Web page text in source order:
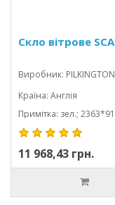
Скло вітрове
Виробник: PILKINGTON
Країна: Англія
Примітка: зел.;
11 968,43 грн.